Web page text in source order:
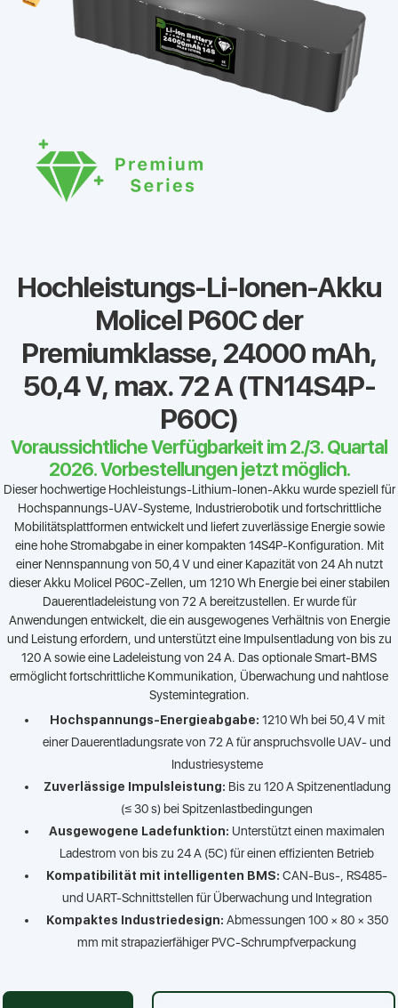
Hochleistungs-Li-Ionen-Akku
Molicel P60C der
Premiumklasse, 24000 mAh,
50,4 V, max. 72 A (TN14S4P-
P60C)
Voraussichtliche Verfügbarkeit im 2./3. Quartal
2026. Vorbestellungen jetzt möglich.
Dieser hochwertige Hochleistungs-Lithium-Ionen-Akku wurde speziell für
Hochspannungs-UAV-Systeme, Industrierobotik und fortschrittliche
Mobilitätsplattformen entwickelt und liefert zuverlässige Energie sowie
eine hohe Stromabgabe in einer kompakten 14S4P-Konfiguration. Mit
einer Nennspannung von 50,4 V und einer Kapazität von 24 Ah nutzt
dieser Akku Molicel P60C-Zellen, um 1210 Wh Energie bei einer stabilen
Dauerentladeleistung von 72 A bereitzustellen. Er wurde für
Anwendungen entwickelt, die ein ausgewogenes Verhältnis von Energie
und Leistung erfordern, und unterstützt eine Impulsentladung von bis zu
120 A sowie eine Ladeleistung von 24 A. Das optionale Smart-BMS
ermöglicht fortschrittliche Kommunikation, Überwachung und nahtlose
Systemintegration.
Hochspannungs-Energieabgabe: 1210 Wh bei 50,4 V mit
einer Dauerentladungsrate von 72 A für anspruchsvolle UAV- und
Industriesysteme
Zuverlässige Impulsleistung: Bis zu 120 A Spitzenentladung
(≤ 30 s) bei Spitzenlastbedingungen
Ausgewogene Ladefunktion: Unterstützt einen maximalen
Ladestrom von bis zu 24 A (5C) für einen effizienten Betrieb
Kompatibilität mit intelligenten BMS: CAN-Bus-, RS485-
und UART-Schnittstellen für Überwachung und Integration
Kompaktes Industriedesign: Abmessungen 100 × 80 × 350
mm mit strapazierfähiger PVC-Schrumpfverpackung